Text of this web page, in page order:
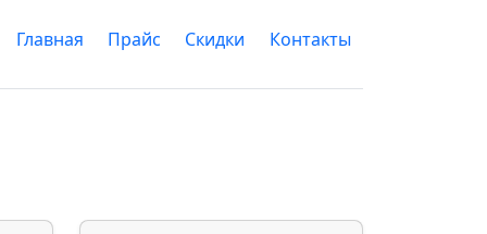
Главная Прайс Скидки Контакты